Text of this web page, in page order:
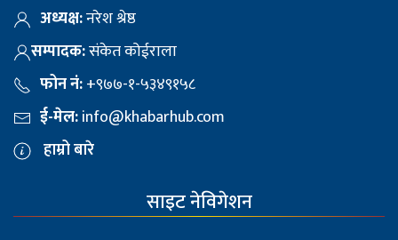
अध्यक्ष:नरेश श्रेष्ठ
सम्पादक:संकेत कोईराला
फोन नं:+९७७-१-५३४९१५८
ई-मेल:info@khabarhub.com
हाम्रो बारे
साइट नेविगेशन